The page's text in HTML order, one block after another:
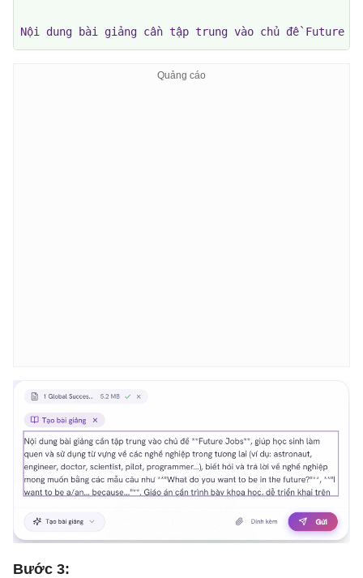
Nội dung bài giảng cần tập trung vào chủ đề
Bước 3: